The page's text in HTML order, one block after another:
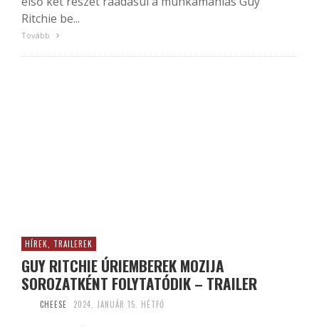
Ritchie be...
Tovább
HÍREK, TRAILEREK
GUY RITCHIE ÚRIEMBEREK MOZIJA
SOROZATKÉNT FOLYTATÓDIK – TRAILER
CHEESE 2024. JANUÁR 15. HÉTFŐ